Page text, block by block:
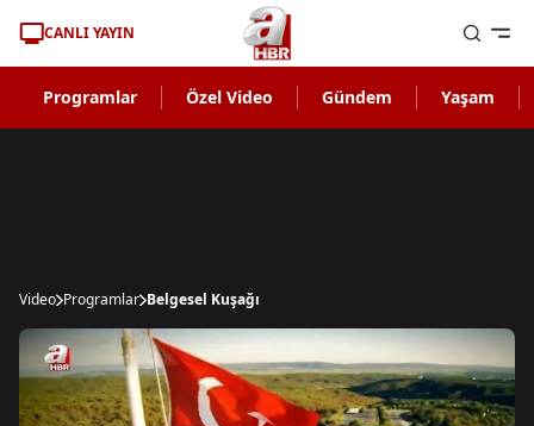
CANLI YAYIN
Programlar Özel Video Gündem Yaşam
Video Programlar Belgesel Kuşağı